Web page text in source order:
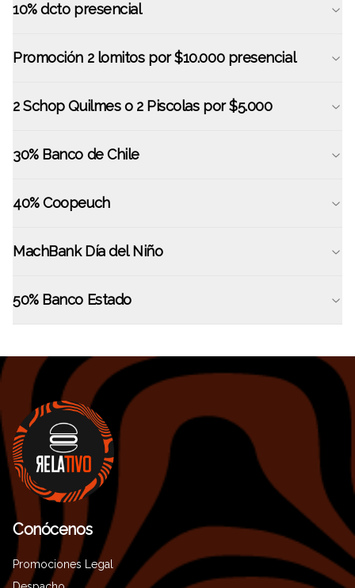
10% dcto presencial
Promoción 2 lomitos por $10.000 presencial
2 Schop Quilmes o 2 Piscolas por $5.000
30% Banco de Chile
40% Coopeuch
MachBank Día del Niño
50% Banco Estado
Conócenos
Promociones Legal